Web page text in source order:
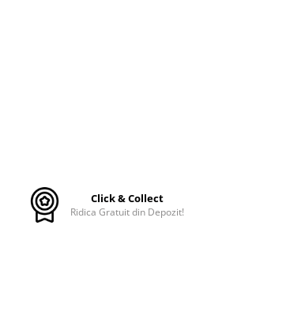
Click & Collect
Ridica Gratuit din Depozit!